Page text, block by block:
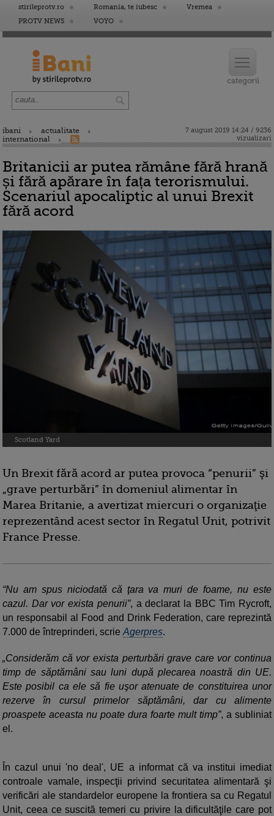
stirileprotv.ro Romania, te iubesc
Vremea
PROTV NEWS
VOYO
ibani
actualitate
international
7 august 2019 14:24 / 9236
vizualizari
Britanicii ar putea rămâne fără hrană
și fără apărare în fața terorismului.
Scenariul apocaliptic al unui Brexit
fără acord
Scotland Yard
Un Brexit fără acord ar putea provoca “penurii” şi
„grave perturbări” în domeniul alimentar în
Marea Britanie, a avertizat miercuri o organizaţie
reprezentând acest sector în Regatul Unit, potrivit
France Presse.
“Nu am spus niciodată că ţara va muri de foame, nu este
cazul. Dar vor exista penurii”, a declarat la BBC Tim Rycroft,
un responsabil al Food and Drink Federation, care reprezintă
7.000 de întreprinderi, scrie Agerpres.
„Considerăm că vor exista perturbări grave care vor continua
timp de săptămâni sau luni după plecarea noastră din UE.
Este posibil ca ele să fie uşor atenuate de constituirea unor
rezerve în cursul primelor săptămâni, dar cu alimente
proaspete aceasta nu poate dura foarte mult timp”, a subliniat
el.
În cazul unui 'no deal', UE a informat că va institui imediat
controale vamale, inspecţii privind securitatea alimentară şi
verificări ale standardelor europene la frontiera sa cu Regatul
Unit, ceea ce suscită temeri cu privire la dificultăţile care pot